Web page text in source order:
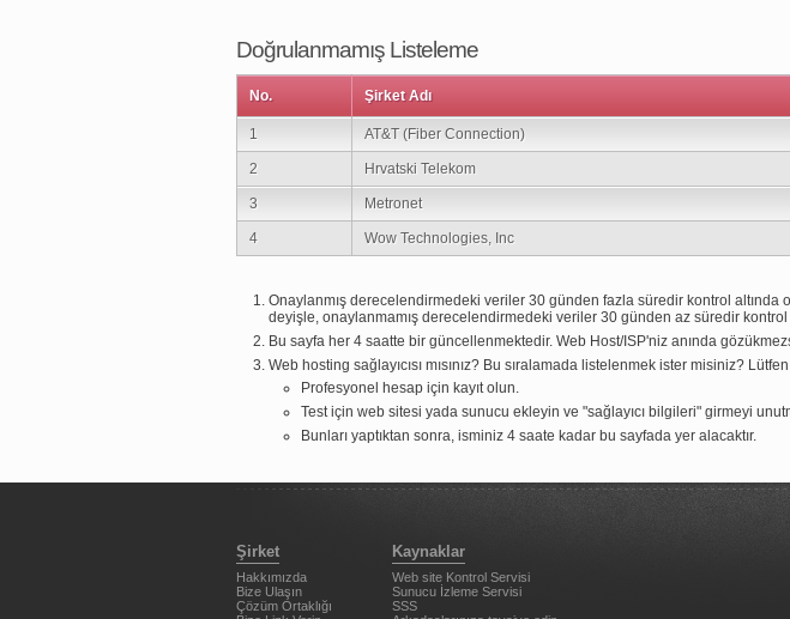
Doğrulanmamış Listeleme
No. Şirket Adı
1 AT&T (Fiber Connection)
2 Hrvatski Telekom
3 Metronet
4 Wow Technologies, Inc
Onaylanmış derecelendirmedeki veriler 30 günden fazla süredir kontrol altında
deyişle, onaylanmamış derecelendirmedeki veriler 30 günden az süredir
Bu sayfa her 4 saatte bir güncellenmektedir. Web Host/ISP'niz anında
Web hosting sağlayıcısı mısınız? Bu sıralamada listelenmek ister misiniz?
Profesyonel hesap için kayıt olun.
Test için web sitesi yada sunucu ekleyin ve "sağlayıcı bilgileri" girmeyi
Bunları yaptıktan sonra, isminiz 4 saate kadar bu sayfada yer alacaktır.
Şirket
Hakkımızda
Bize Ulaşın
Çözüm Ortaklığı
Kaynaklar
Web site Kontrol Servisi
Sunucu İzleme Servisi
SSS